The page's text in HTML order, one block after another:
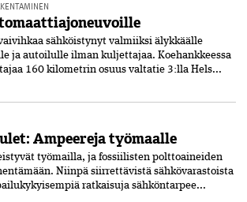
sähköistynyt valmiiksi älykkäälle
ja autoilulle ilman kuljettajaa. Koehankkeessa
160 kilometrin osuus valtatie 3:lla Hels...
Ampeereja työmaalle
työmailla, ja fossiilisten polttoaineiden
Niinpä siirrettävistä sähkövarastoista
ratkaisuja sähköntarpee...